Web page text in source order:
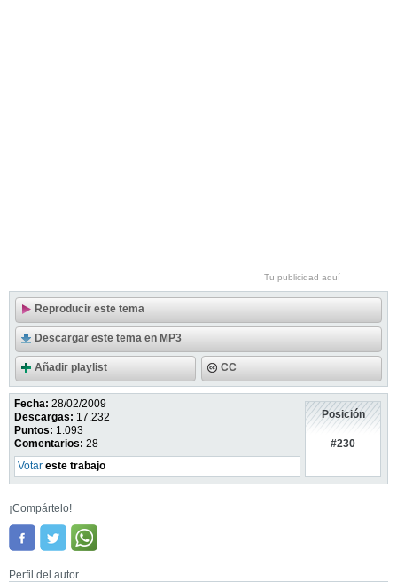
Tu publicidad aquí
Reproducir este tema
Descargar este tema en MP3
Añadir playlist CC
Fecha: 28/02/2009
Descargas: 17.232
Puntos: 1.093
Comentarios: 28
Votar este trabajo
Posición
#230
¡Compártelo!
Perfil del autor